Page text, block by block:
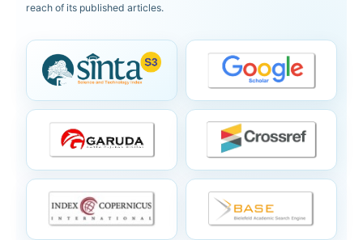
reach of its published articles.